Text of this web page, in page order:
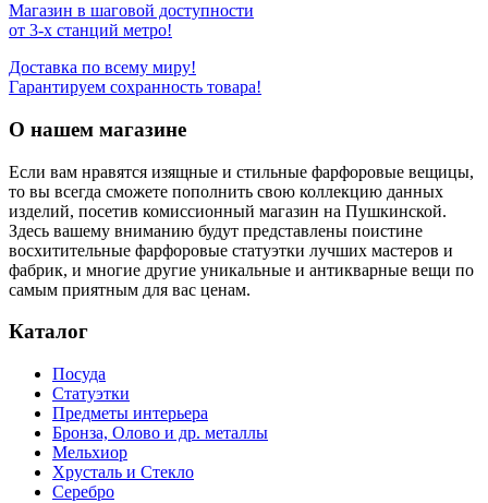
Магазин в шаговой доступности
от 3-х станций метро!
Доставка по всему миру!
Гарантируем сохранность товара!
О нашем магазине
Если вам нравятся изящные и стильные фарфоровые вещицы,
то вы всегда сможете пополнить свою коллекцию данных
изделий, посетив комиссионный магазин на Пушкинской.
Здесь вашему вниманию будут представлены поистине
восхитительные фарфоровые статуэтки лучших мастеров и
фабрик, и многие другие уникальные и антикварные вещи по
самым приятным для вас ценам.
Каталог
Посуда
Статуэтки
Предметы интерьера
Бронза, Олово и др. металлы
Мельхиор
Хрусталь и Стекло
Серебро